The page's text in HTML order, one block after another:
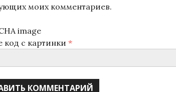
моих комментариев.
код с картинки *